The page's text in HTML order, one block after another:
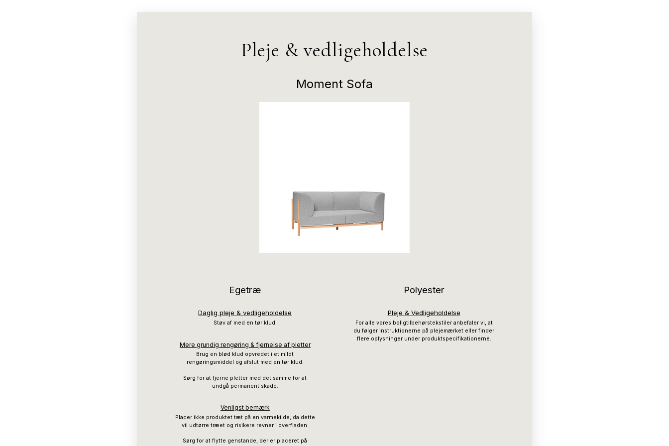
Pleje & vedligeholdelse
Moment Sofa
Egetræ
Daglig pleje & vedligeholdelse
Støv af med en tør klud.
Mere grundig rengøring & fjernelse af pletter
Brug en blød klud opvredet i et mildt
rengøringsmiddel og afslut med en tør klud.
Sørg for at fjerne pletter med det samme for at
undgå permanent skade.
Venligst bemærk
Placer ikke produktet tæt på en varmekilde, da dette
vil udtørre træet og risikere revner i overfladen.
Sørg for at flytte genstande, der er placeret på
Polyester
Pleje & Vedligeholdelse
For alle vores boligtilbehørstekstiler anbefaler vi, at
du følger instruktionerne på plejemærket eller finder
flere oplysninger under produktspecifikationerne.